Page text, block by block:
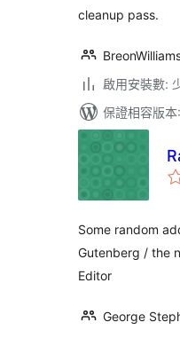
cleanup pass.
啟用安裝數:
保證相容版
Some random
Gutenberg / the
Editor
George